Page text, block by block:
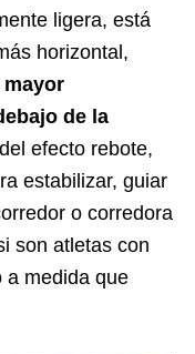
ligera, está
horizontal,
mayor
de la
efecto rebote,
estabilizar, guiar
o corredora
son atletas con
a medida que